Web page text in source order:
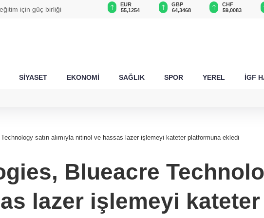
için güç birliği
13.779,39
EUR
55,1254
GBP
64,3468
CHF
59,0083
SİYASET EKONOMİ SAĞLIK SPOR YEREL İGF
satın alımıyla nitinol ve hassas lazer işlemeyi kateter platformuna ekledi
Blueacre
lazer işlemeyi